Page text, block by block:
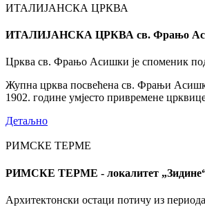
ИТАЛИЈАНСКА ЦРКВА
ИТАЛИЈАНСКА ЦРКВА св. Фрањо
Црква св. Фрањо Асишки је споменик
Жупна црква посвећена св. Фрањи
1902. године умјесто привремене
Детаљно
РИМСКЕ ТЕРМЕ
РИМСКЕ ТЕРМЕ - локалитет
Архитектонски остаци потичу из